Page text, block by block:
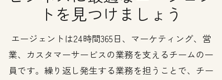
トを見つけましょう
エージェントは24時間365日、マーケティング、営
業、カスタマーサービスの業務を支えるチームの一
員です。繰り返し発生する業務を担うことで、チー